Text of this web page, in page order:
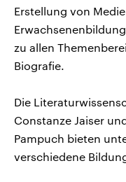
Erstellung von
zu allen
Biografie.
Die
Constanze Jaiser
Pampuch bieten
verschiedene